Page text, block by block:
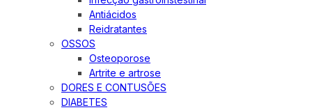
Antiácidos
Reidratantes
OSSOS
Osteoporose
Artrite e artrose
DORES E CONTUSÕES
DIABETES